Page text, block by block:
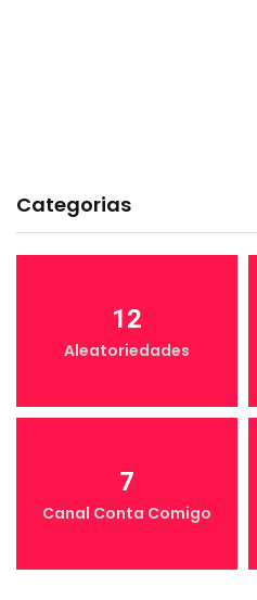
Categorias
12
Aleatoriedades
7
Canal Conta Comigo